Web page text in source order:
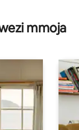
mmoja